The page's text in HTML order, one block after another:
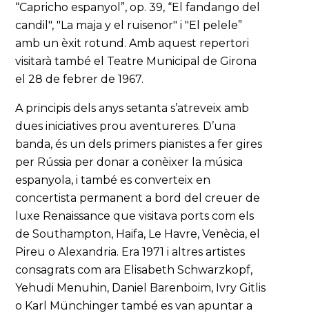
“Capricho espanyol”, op. 39, “El fandango del
candil", "La maja y el ruisenor" i "El pelele”
amb un èxit rotund. Amb aquest repertori
visitarà també el Teatre Municipal de Girona
el 28 de febrer de 1967.
A principis dels anys setanta s’atreveix amb
dues iniciatives prou aventureres. D’una
banda, és un dels primers pianistes a fer gires
per Rússia per donar a conèixer la música
espanyola, i també es converteix en
concertista permanent a bord del creuer de
luxe Renaissance que visitava ports com els
de Southampton, Haifa, Le Havre, Venècia, el
Pireu o Alexandria. Era 1971 i altres artistes
consagrats com ara Elisabeth Schwarzkopf,
Yehudi Menuhin, Daniel Barenboim, Ivry Gitlis
o Karl Münchinger també es van apuntar a